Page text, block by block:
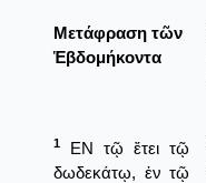
Μετάφραση τῶν
Ἑβδομήκοντα
1
ΕΝ τῷ ἔτει τῷ
δωδεκάτῳ, ἐν τῷ